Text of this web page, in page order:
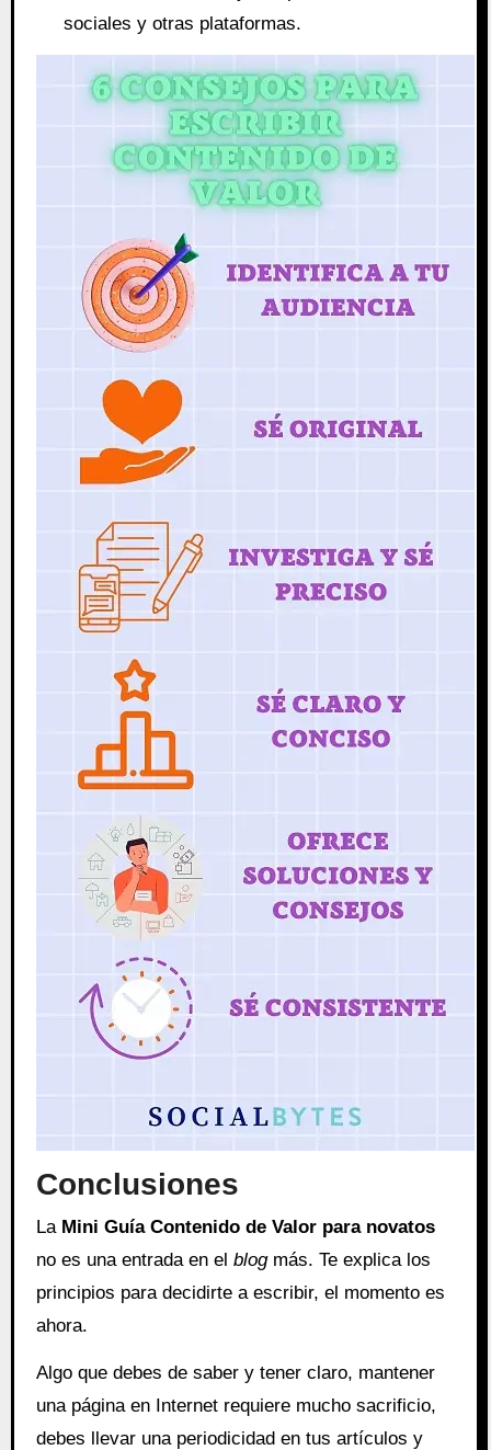
sociales y otras plataformas.
Conclusiones
La Mini Guía Contenido de Valor para novatos
no es una entrada en el blogmás. Te explica los
principios para decidirte a escribir, el momento es
ahora.
Algo que debes de saber y tener claro, mantener
una página en Internet requiere mucho sacrificio,
debes llevar una periodicidad en tus artículos y